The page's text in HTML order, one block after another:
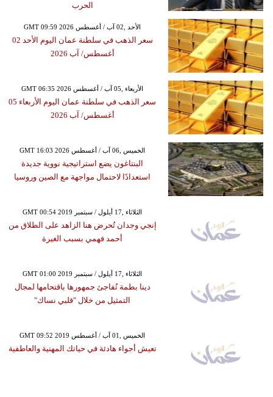
الحرب
GMT 09:59 2026 الأحد ,02 آب / أغسطس
سعر الذهب في سلطنة عمان اليوم الأحد 02
أغسطس/ آب 2026
GMT 06:35 2026 الأربعاء ,05 آب / أغسطس
سعر الذهب في سلطنة عمان اليوم الأربعاء 05
أغسطس/ آب 2026
GMT 16:03 2026 الخميس ,06 آب / أغسطس
البنتاغون يضع استراتيجية نووية جديدة
استعدادًا لاحتمال مواجهة مع الصين وروسيا
GMT 00:54 2019 الثلاثاء ,17 أيلول / سبتمبر
إنجي وجدان تُحرض هنا الزاهد على الطلاق من
أحمد فهمي بسبب الغيرة
GMT 01:00 2019 الثلاثاء ,17 أيلول / سبتمبر
دينا بطمة تُفاجئ جمهورها باقتحامها لمجال
التمثيل من خلال "قلبي نساك"
GMT 09:52 2019 الخميس ,01 آب / أغسطس
تعيش أجواء هادئة في حياتك المهنية والعاطفية